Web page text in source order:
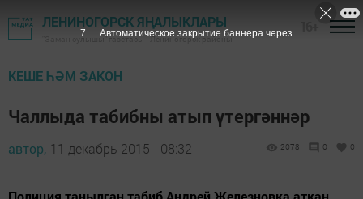
ЛЕНИНОГОРСК ЯҢАЛЫКЛАРЫ
"Заман сулышы" газетасы - Лениногорск районы
КЕШЕ ҺӘМ ЗАКОН
Чаллыда табибны атып үтергәннәр
автор, 11 декабрь 2015 - 08:32 2078 0 0
7 Автоматическое закрытие баннера через